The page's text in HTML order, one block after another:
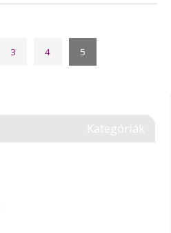
3 4 5
Kategóriák